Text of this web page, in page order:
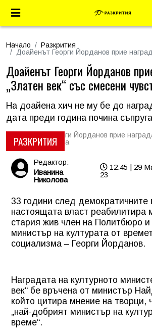
Начало
Разкрития
Доайенът Георги Йорданов прие
РАЗКРИТИЯ
Доайенът Георги Йорданов
„Златен век“ със смесени
На доайена хич не му бе до
дата преди година почина
Редактор:
Иванина
Николова
12:45 | 29
23
33 години след демократичните
настоящата власт реабилитира
стария жив член на Политбюро и
министър на културата от
социализма – Георги Йорданов.
Наградата на културното
век“ бе връчена от министър
който цитира мнение на творци,
„най-добрият министър на
време“.